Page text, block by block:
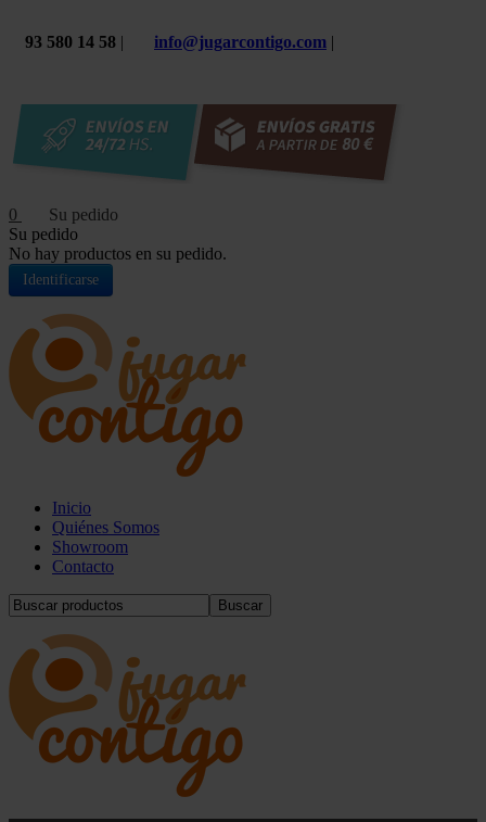
93 580 14 58 | info@jugarcontigo.com |
0
Su pedido
No hay productos en su pedido.
Identificarse
Inicio
Quiénes Somos
Showroom
Contacto
Buscar